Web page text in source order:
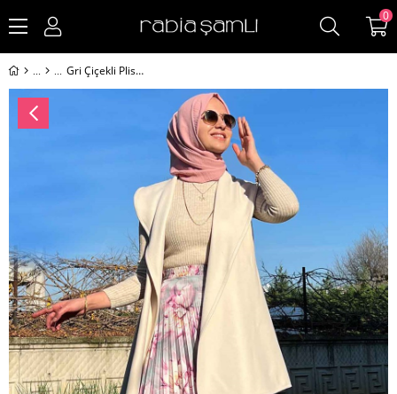
0
Gri Çiçekli Plise Etek